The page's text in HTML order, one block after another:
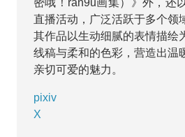
密哦！ran9u画集）》外，还
直播活动，广泛活跃于多个领
其作品以生动细腻的表情描绘
线稿与柔和的色彩，营造出温
亲切可爱的魅力。
pixiv
X